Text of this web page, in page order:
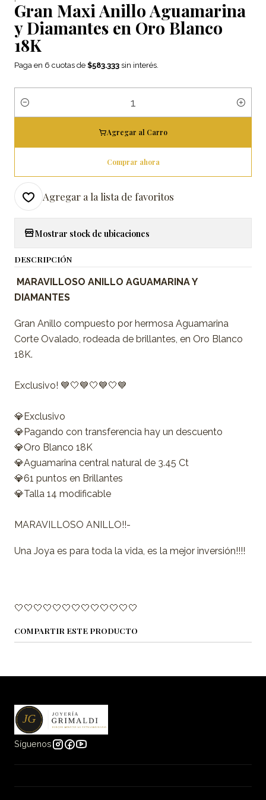
Gran Maxi Anillo Aguamarina
y Diamantes en Oro Blanco
18K
Paga en 6 cuotas de $583.333 sin interés.
Cantidad
Agregar al Carro
Comprar ahora
Agregar a la lista de favoritos
Mostrar stock de ubicaciones
DESCRIPCIÓN
MARAVILLOSO ANILLO AGUAMARINA Y
DIAMANTES
Gran Anillo compuesto por hermosa Aguamarina
Corte Ovalado, rodeada de brillantes, en Oro Blanco
18K.
Exclusivo! 💙🤍💙🤍💙🤍💙
💎Exclusivo
💎Pagando con transferencia hay un descuento
💎Oro Blanco 18K
💎Aguamarina central natural de 3.45 Ct
💎61 puntos en Brillantes
💎Talla 14 modificable
MARAVILLOSO ANILLO!!-
Una Joya es para toda la vida, es la mejor inversión!!!!
🤍🤍🤍🤍🤍🤍🤍🤍🤍🤍🤍🤍🤍
COMPARTIR ESTE PRODUCTO
Síguenos